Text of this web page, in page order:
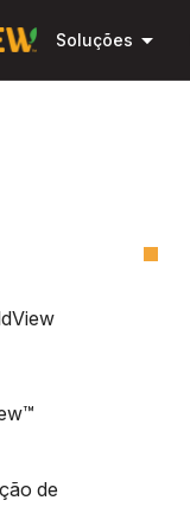
Soluções arrow_drop_down
de